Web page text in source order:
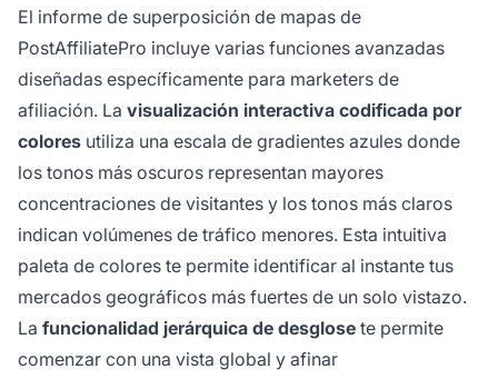
El informe de superposición de mapas de
PostAffiliatePro incluye varias funciones avanzadas
diseñadas específicamente para marketers de
afiliación. La visualización interactiva codificada por
colores utiliza una escala de gradientes azules donde
los tonos más oscuros representan mayores
concentraciones de visitantes y los tonos más claros
indican volúmenes de tráfico menores. Esta intuitiva
paleta de colores te permite identificar al instante tus
mercados geográficos más fuertes de un solo vistazo.
La funcionalidad jerárquica de desglose te permite
comenzar con una vista global y afinar